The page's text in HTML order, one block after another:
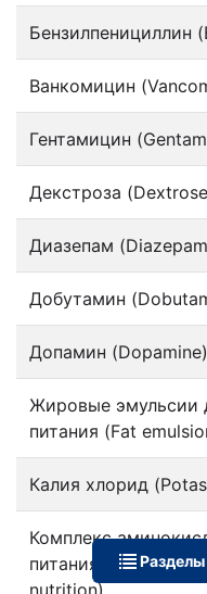
Бензилпенициллин
Ванкомицин
Гентамицин
Декстроза
Диазепам
Добутамин
Допамин (Dopamine)
Жировые эмульсии
питания (Fat
Калия хлорид
Комплекс
питания (Complex
nutrition)
Разделы